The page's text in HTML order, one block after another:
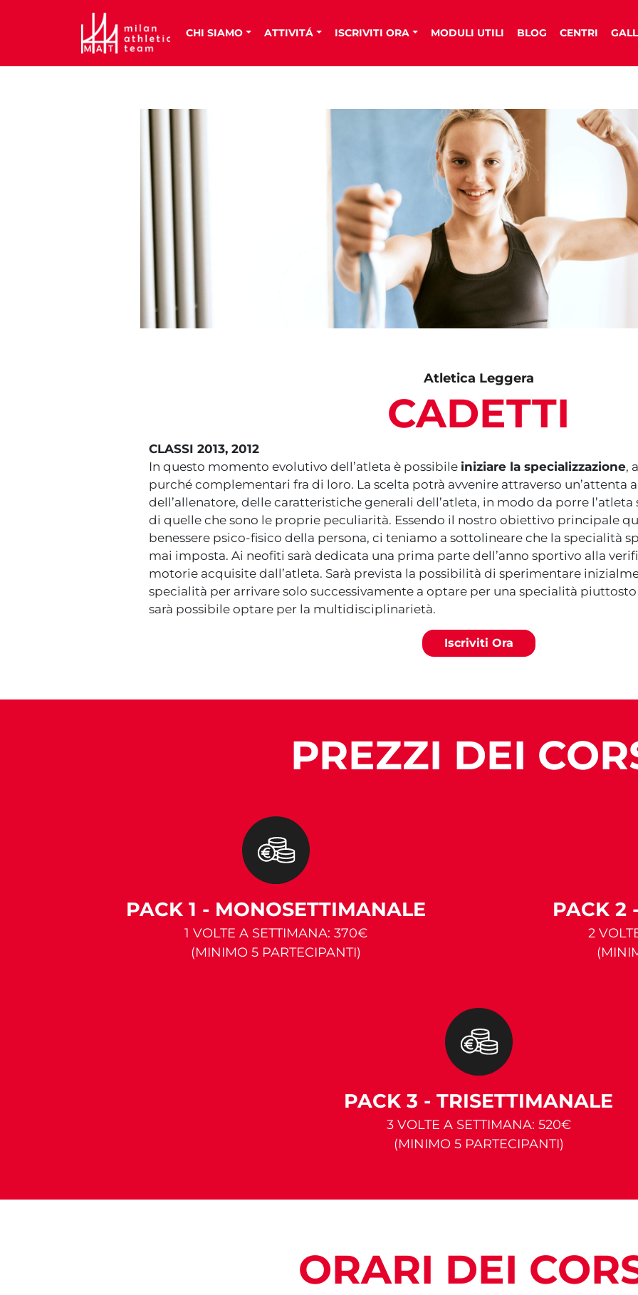
CHI SIAMO ATTIVITÁ ISCRIVITI ORA MODULI UTILI BLOG CENTRI
Atletica Leggera
CADETTI
CLASSI 2013, 2012
In questo momento evolutivo dell’atleta è possibile iniziare la specializzazione,
purché complementari fra di loro. La scelta potrà avvenire attraverso un’attenta
dell’allenatore, delle caratteristiche generali dell’atleta, in modo da porre l’atleta
di quelle che sono le proprie peculiarità. Essendo il nostro obiettivo principale
benessere psico-fisico della persona, ci teniamo a sottolineare che la specialità
mai imposta. Ai neofiti sarà dedicata una prima parte dell’anno sportivo alla
motorie acquisite dall’atleta. Sarà prevista la possibilità di sperimentare
specialità per arrivare solo successivamente a optare per una specialità piuttosto
sarà possibile optare per la multidisciplinarietà.
Iscriviti Ora
PREZZI DEI
PACK 1 - MONOSETTIMANALE
1 VOLTE A SETTIMANA: 370€
(MINIMO 5 PARTECIPANTI)
PACK 2
2
PACK 3 - TRISETTIMANALE
3 VOLTE A SETTIMANA: 520€
(MINIMO 5 PARTECIPANTI)
ORARI DEI